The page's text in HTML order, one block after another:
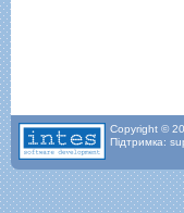
Copyright ©
Підтримка: